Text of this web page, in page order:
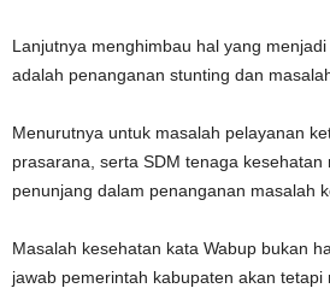
Lanjutnya menghimbau hal yang
adalah penanganan stunting dan
Menurutnya untuk masalah pelayanan
prasarana, serta SDM tenaga
penunjang dalam penanganan masalah
Masalah kesehatan kata Wabup bukan
jawab pemerintah kabupaten akan